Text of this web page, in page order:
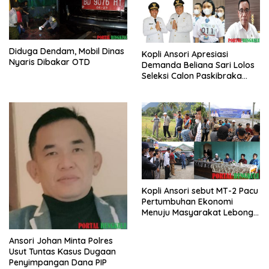
Diduga Dendam, Mobil Dinas
Nyaris Dibakar OTD
Kopli Ansori Apresiasi
Demanda Beliana Sari Lolos
Seleksi Calon Paskibraka
Ansori Johan Minta Polres
Usut Tuntas Kasus Dugaan
Penyimpangan Dana PIP
Kopli Ansori sebut MT-2 Pacu
Pertumbuhan Ekonomi
Menuju Masyarakat Lebong